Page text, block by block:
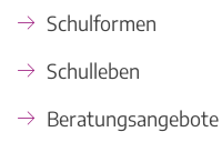
Schulformen
Schulleben
Beratungsangebote